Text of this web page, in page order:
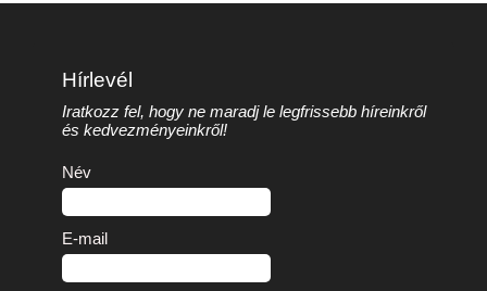
Hírlevél
Iratkozz fel, hogy ne maradj le legfrissebb híreinkről
és kedvezményeinkről!
Név
E-mail